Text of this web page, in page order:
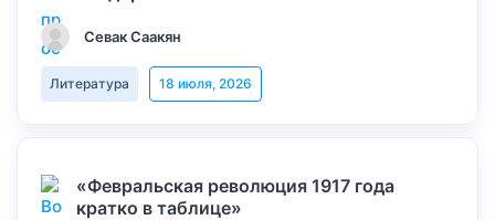
Севак Саакян
Литература 18 июля, 2026
«Февральская революция 1917 года
кратко в таблице»